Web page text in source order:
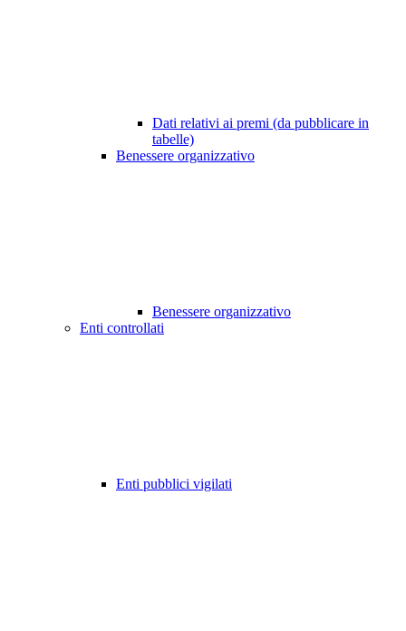
Dati relativi ai premi (da pubblicare in
tabelle)
Benessere organizzativo
Benessere organizzativo
Enti controllati
Enti pubblici vigilati